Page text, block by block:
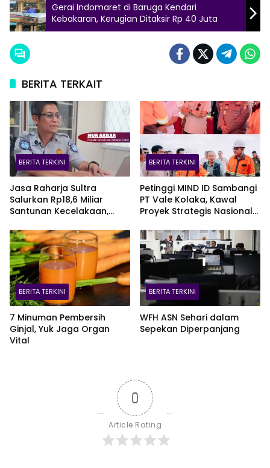
Gerai Indomaret di Baruga Kendari
Kebakaran, Kerugian Ditaksir Rp 40 Juta
BERITA TERKAIT
BERITA TERKINI
Jasa Raharja Sultra
Salurkan Rp18,6 Miliar
Santunan Kecelakaan,
Terbanyak
BERITA TERKINI
Petinggi MIND ID Sambangi
PT Vale Kolaka, Kawal
Proyek Strategis Nasional
BERITA TERKINI
7 Minuman Pembersih
Ginjal, Yuk Jaga Organ
Vital
BERITA TERKINI
WFH ASN Sehari dalam
Sepekan Diperpanjang
0
Article Rating